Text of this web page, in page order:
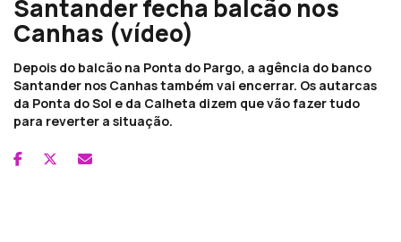
Santander fecha balcão nos
Canhas (vídeo)
Depois do balcão na Ponta do Pargo, a agência do banco
Santander nos Canhas também vai encerrar. Os autarcas
da Ponta do Sol e da Calheta dizem que vão fazer tudo
para reverter a situação.